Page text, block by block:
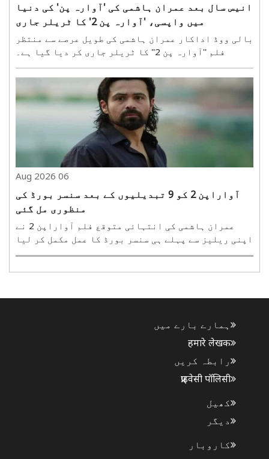
انیس سال بعد عمران ہاشمی کی 'آوارہ پن' کی دنیا
میں واپسی، 'آوارہ پن 2' کا ٹریلر جاری
بالی ووڈ اداکار عمران ہاشمی کی طویل عرصے سے منتظر
فلم ''آوارہ پن 2'' کا ٹریلر جاری کر دیا گیا ہے۔
تقریباً 19 سال بعد عمران ہاشمی ایک مرتبہ پھر اپنے
مقبول کردار شیوم پنڈت کے روپ میں بڑے پردے پر واپس
آ رہے ہیں۔ وشیش فلمز کے بینر تلے بننے والی اس ..
06 Aug 2026
آواراپن 2 کو 9 تبدیلیوں کے بعد سنسر بورڈ کی
منظوری مل گئی
عمران ہاشمی کی انتہائی متوقع فلم آواراپن 2 نے
اپنی ریلیز سے پہلے ہی سنسر بورڈ کا عمل مکمل کر لیا
ہے۔ وشیش بھٹ کی پروڈیوس کردہ اور نتن ککڑ کی ہدایت
ہمارے بارے میں
हमारे लेखक
رابطہ کریں
प्राइवेसी पॉलिसी
کھیل
دیگر
کاروبار